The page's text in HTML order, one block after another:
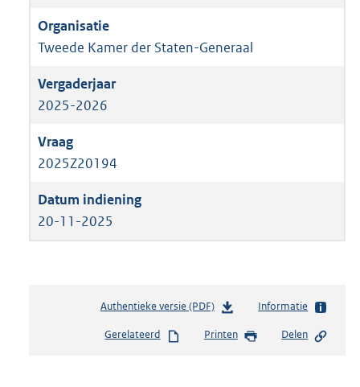
Tweede Kamer der Staten-Generaal
2025-2026
2025Z20194
20-11-2025
Authentieke versie (PDF)b
s
Informatie
Gerelateerd Printen Delen